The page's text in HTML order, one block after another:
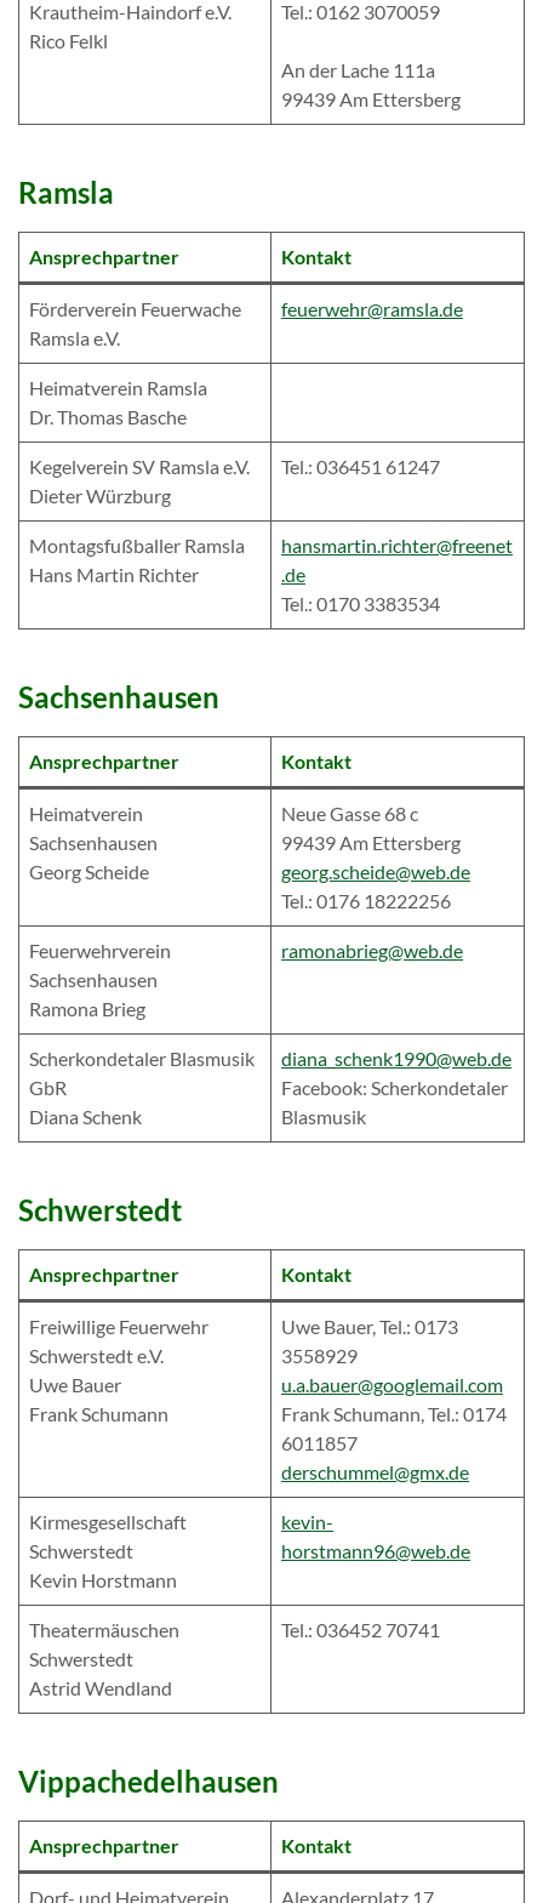
Krautheim-Haindorf e.V.
Rico Felkl
Tel.: 0162 3070059
An der Lache 111a
99439 Am Ettersberg
Ramsla
Ansprechpartner Kontakt
Förderverein Feuerwache
Ramsla e.V.
feuerwehr@ramsla.de
Heimatverein Ramsla
Dr. Thomas Basche
Kegelverein SV Ramsla e.V.
Dieter Würzburg
Tel.: 036451 61247
Montagsfußballer Ramsla
Hans Martin Richter
hansmartin.richter@freenet
.de
Tel.: 0170 3383534
Sachsenhausen
Ansprechpartner Kontakt
Heimatverein
Sachsenhausen
Georg Scheide
Neue Gasse 68 c
99439 Am Ettersberg
georg.scheide@web.de
Tel.: 0176 18222256
Feuerwehrverein
Sachsenhausen
Ramona Brieg
ramonabrieg@web.de
Scherkondetaler Blasmusik
GbR
Diana Schenk
diana_schenk1990@web.de
Facebook: Scherkondetaler
Blasmusik
Schwerstedt
Ansprechpartner Kontakt
Freiwillige Feuerwehr
Schwerstedt e.V.
Uwe Bauer
Frank Schumann
Uwe Bauer, Tel.: 0173
3558929
u.a.bauer@googlemail.com
Frank Schumann, Tel.: 0174
6011857
derschummel@gmx.de
Kirmesgesellschaft
Schwerstedt
Kevin Horstmann
kevin-
horstmann96@web.de
Theatermäuschen
Schwerstedt
Astrid Wendland
Tel.: 036452 70741
Vippachedelhausen
Ansprechpartner Kontakt
Dorf- und Heimatverein Alexanderplatz 17